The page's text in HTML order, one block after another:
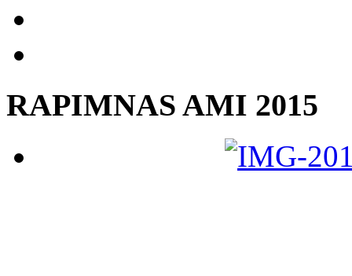
RAPIMNAS AMI 2015